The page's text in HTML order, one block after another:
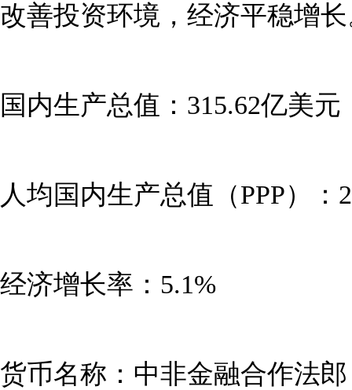
改善投资环境，经济平稳增
国内生产总值：315.62亿美元
人均国内生产总值（PPP）：
经济增长率：5.1%
货币名称：中非金融合作法